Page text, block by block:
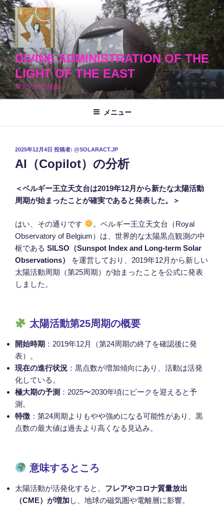
コ
ン
テ
ン
ツ
へ
ス
キ
ッ
DIVINE ADMINISTRATION OF THE
LIGHT OF THE EAST
東方の光の経綸
メニュー
投
稿
日:
2025年12月4日 投稿者: @SOLARACT.JP
AI（Copilot）の分析
＜ベルギー王立天文台は2019年12月から新たな太陽活動
周期が始まったことが確実であると発表した。＞
はい、その通りです
。ベルギー王立天文台（Royal
Observatory of Belgium）は、世界的な太陽黒点観測の中
枢である SILSO（Sunspot Index and Long-term Solar
Observations）
を運営しており、2019年12月から新しい
太陽活動周期（第25周期）が始まったことを公式に発表
しました。
太陽活動第25周期の概要
開始時期 ：2019年12月（第24周期の終了を確認後に発
表）。
現在の進行状況 ：黒点数が増加傾向にあり、活動は活発
化している。
極大期の予測 ：2025〜2030年頃にピークを迎えると予
測。
特徴 ：第24周期よりもやや強めになる可能性があり、黒
点数の最大値は過去より高くなる見込み。
意味するところ
太陽活動が活発化すると、 フレアやコロナ質量放出
（CME）が増加 し、地球の磁気圏や電離層に影響。